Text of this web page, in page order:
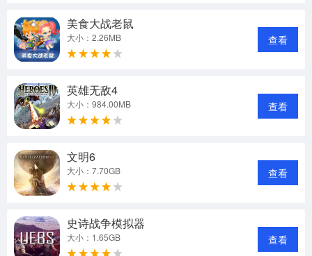
美食大战老鼠
大小：2.26MB 查看
英雄无敌4
大小：984.00MB 查看
文明6
大小：7.70GB 查看
史诗战争模拟器
大小：1.65GB 查看